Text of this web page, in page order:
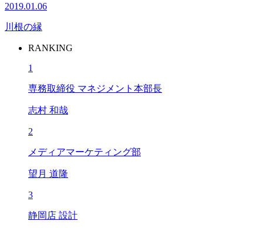
2019.01.06
川根の縁
RANKING
1
専務取締役 マネジメント本部長
志村 和哉
2
メディアマーケティング部
望月 道隆
3
静岡店 設計